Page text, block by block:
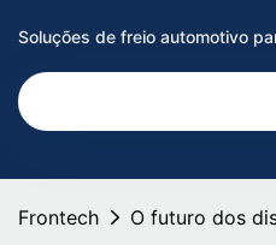
Soluções de freio automotivo
Frontech O futuro dos